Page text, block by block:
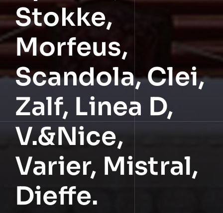
Stokke,
Morfeus,
Scandola, Clei,
Zalf, Linea D,
V.&Nice,
Varier, Mistral,
Dieffe.